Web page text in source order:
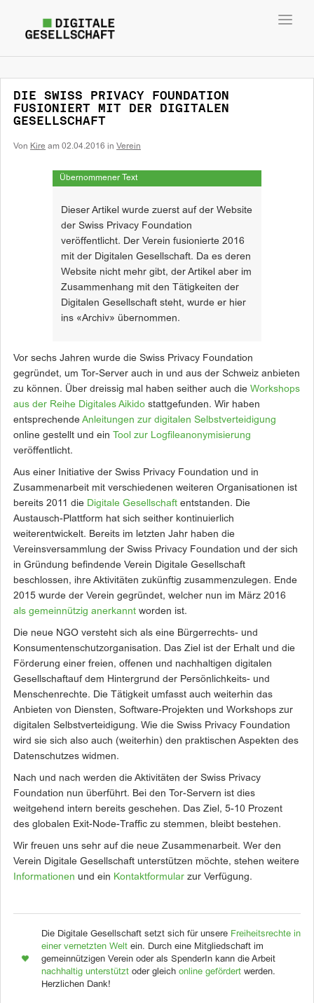
DIE SWISS PRIVACY FOUNDATION
FUSIONIERT MIT DER DIGITALEN
GESELLSCHAFT
Von Kire am 02.04.2016 in Verein
Übernommener Text
Dieser Artikel wurde zuerst auf der Website
der Swiss Privacy Foundation
veröffentlicht. Der Verein fusionierte 2016
mit der Digitalen Gesellschaft. Da es deren
Website nicht mehr gibt, der Artikel aber im
Zusammenhang mit den Tätigkeiten der
Digitalen Gesellschaft steht, wurde er hier
ins «Archiv» übernommen.
Vor sechs Jahren wurde die Swiss Privacy Foundation
gegründet, um Tor-Server auch in und aus der Schweiz anbieten
zu können. Über dreissig mal haben seither auch die Workshops
aus der Reihe Digitales Aikido stattgefunden. Wir haben
entsprechende Anleitungen zur digitalen Selbstverteidigung
online gestellt und ein Tool zur Logfileanonymisierung
veröffentlicht.
Aus einer Initiative der Swiss Privacy Foundation und in
Zusammenarbeit mit verschiedenen weiteren Organisationen ist
bereits 2011 die Digitale Gesellschaft entstanden. Die
Austausch-Plattform hat sich seither kontinuierlich
weiterentwickelt. Bereits im letzten Jahr haben die
Vereinsversammlung der Swiss Privacy Foundation und der sich
in Gründung befindende Verein Digitale Gesellschaft
beschlossen, ihre Aktivitäten zukünftig zusammenzulegen. Ende
2015 wurde der Verein gegründet, welcher nun im März 2016
als gemeinnützig anerkannt worden ist.
Die neue NGO versteht sich als eine Bürgerrechts- und
Konsumentenschutzorganisation. Das Ziel ist der Erhalt und die
Förderung einer freien, offenen und nachhaltigen digitalen
Gesellschaftauf dem Hintergrund der Persönlichkeits- und
Menschenrechte. Die Tätigkeit umfasst auch weiterhin das
Anbieten von Diensten, Software-Projekten und Workshops zur
digitalen Selbstverteidigung. Wie die Swiss Privacy Foundation
wird sie sich also auch (weiterhin) den praktischen Aspekten des
Datenschutzes widmen.
Nach und nach werden die Aktivitäten der Swiss Privacy
Foundation nun überführt. Bei den Tor-Servern ist dies
weitgehend intern bereits geschehen. Das Ziel, 5-10 Prozent
des globalen Exit-Node-Traffic zu stemmen, bleibt bestehen.
Wir freuen uns sehr auf die neue Zusammenarbeit. Wer den
Verein Digitale Gesellschaft unterstützen möchte, stehen weitere
Informationen und ein Kontaktformular zur Verfügung.
Die Digitale Gesellschaft setzt sich für unsere Freiheitsrechte in
einer vernetzten Welt ein. Durch eine Mitgliedschaft im
gemeinnützigen Verein oder als SpenderIn kann die Arbeit
nachhaltig unterstützt oder gleich online gefördert werden.
Herzlichen Dank!